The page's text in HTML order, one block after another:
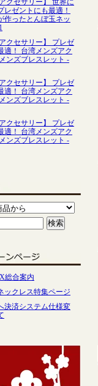
アクセサリー】 世界に
レゼントにも最適！
作ったとんぼ玉ネッ
アクセサリー】 プレゼ
適！ 台湾メンズアク
ンズブレスレット -
アクセサリー】 プレゼ
適！ 台湾メンズアク
ンズブレスレット -
アクセサリー】 プレゼ
適！ 台湾メンズアク
ンズブレスレット -
総合案内
ックレス特集ページ
決済システム仕様変